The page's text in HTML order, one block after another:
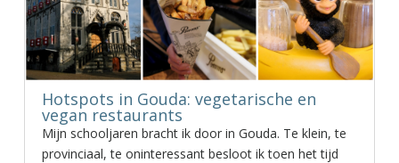
Hotspots in Gouda: vegetarische en
vegan restaurants
Mijn schooljaren bracht ik door in Gouda. Te klein, te
provinciaal, te oninteressant besloot ik toen het tijd